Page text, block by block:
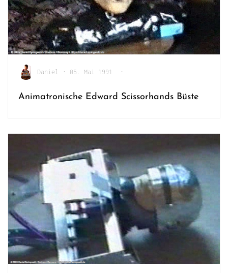
Daniel • 05. Mai 1991 •
Animatronische Edward Scissorhands Büste